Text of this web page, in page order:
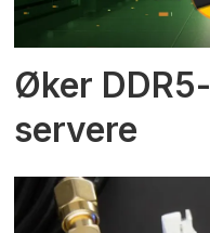
Øker
servere